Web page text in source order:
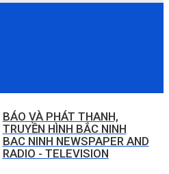
BÁO VÀ PHÁT THANH,
TRUYỀN HÌNH BẮC NINH
BAC NINH NEWSPAPER AND
RADIO - TELEVISION